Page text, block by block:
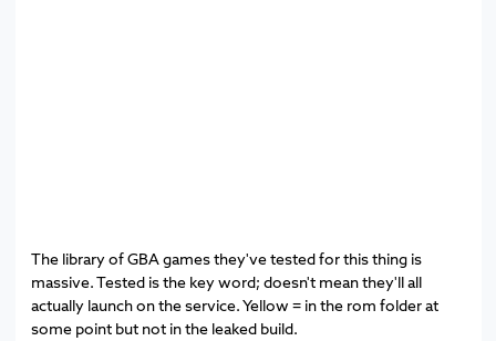
The library of GBA games they've tested for this thing is
massive. Tested is the key word; doesn't mean they'll all
actually launch on the service. Yellow = in the rom folder at
some point but not in the leaked build.